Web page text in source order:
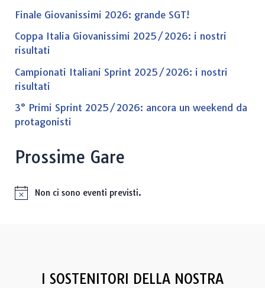
Finale Giovanissimi 2026: grande SGT!
Coppa Italia Giovanissimi 2025/2026: i nostri
risultati
Campionati Italiani Sprint 2025/2026: i nostri
risultati
3° Primi Sprint 2025/2026: ancora un weekend da
protagonisti
Prossime Gare
N
Non ci sono eventi previsti.
I SOSTENITORI DELLA NOSTRA